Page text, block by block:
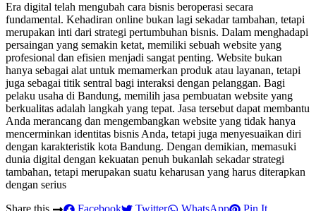
Era digital telah mengubah cara bisnis beroperasi secara
fundamental. Kehadiran online bukan lagi sekadar tambahan, tetapi
merupakan inti dari strategi pertumbuhan bisnis. Dalam menghadapi
persaingan yang semakin ketat, memiliki sebuah website yang
profesional dan efisien menjadi sangat penting. Website bukan
hanya sebagai alat untuk memamerkan produk atau layanan, tetapi
juga sebagai titik sentral bagi interaksi dengan pelanggan. Bagi
pelaku usaha di Bandung, memilih jasa pembuatan website yang
berkualitas adalah langkah yang tepat. Jasa tersebut dapat membantu
Anda merancang dan mengembangkan website yang tidak hanya
mencerminkan identitas bisnis Anda, tetapi juga menyesuaikan diri
dengan karakteristik kota Bandung. Dengan demikian, memasuki
dunia digital dengan kekuatan penuh bukanlah sekadar strategi
tambahan, tetapi merupakan suatu keharusan yang harus diterapkan
dengan serius